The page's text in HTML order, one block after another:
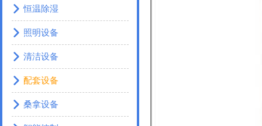
恒温除湿
照明设备
清洁设备
配套设备
桑拿设备